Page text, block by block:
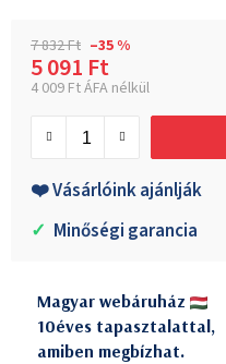
7 832 Ft –35 %
5 091 Ft
4 009 Ft ÁFA nélkül
❤️ Vásárlóink ajánlják
✓ Minőségi garancia
Magyar webáruház
10éves tapasztalattal,
amiben megbízhat.